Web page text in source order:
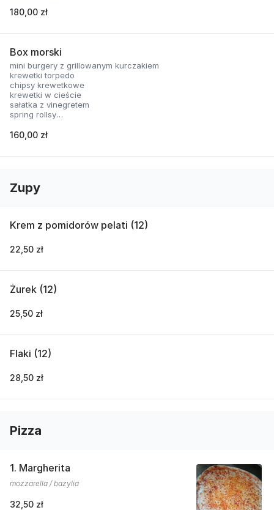
skrzydełka panierowane
180,00 zł
Box morski
mini burgery z grillowanym kurczakiem
krewetki torpedo
chipsy krewetkowe
krewetki w cieście
sałatka z vinegretem
spring rollsy
160,00 zł
Zupy
Krem z pomidorów pelati (12)
22,50 zł
Żurek (12)
25,50 zł
Flaki (12)
28,50 zł
Pizza
1. Margherita
mozzarella / bazylia
32,50 zł